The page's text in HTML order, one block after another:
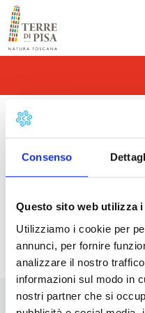
Consenso
Questo sito web utilizza
Utilizziamo i cookie per
annunci, per fornire
analizzare il nostro
informazioni sul modo in
nostri partner che si
Vai al contenuto
vagamonti
Prossimi eventi
<li>Non ci sono eventi